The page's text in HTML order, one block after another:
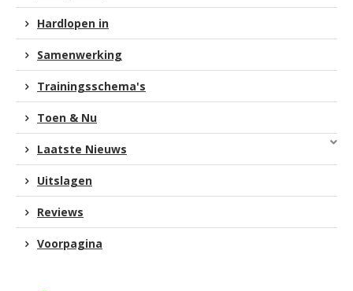
Hardlopen in
Samenwerking
Trainingsschema's
Toen & Nu
Laatste Nieuws
Uitslagen
Reviews
Voorpagina